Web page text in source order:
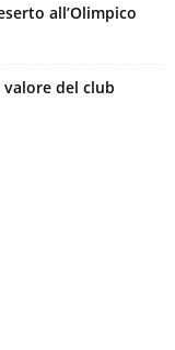
all’Olimpico
del club